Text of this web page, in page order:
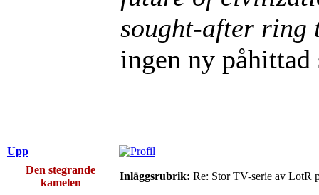
sought-after ring
ingen ny
Upp
Den stegrande
kamelen
Inläggsrubrik: Re: Stor TV-serie av LotR